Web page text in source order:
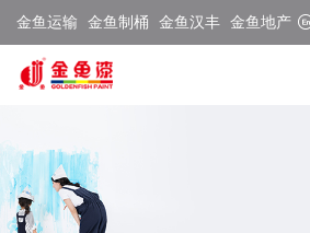
金鱼运输 金鱼制桶 金鱼汉丰 金鱼地产